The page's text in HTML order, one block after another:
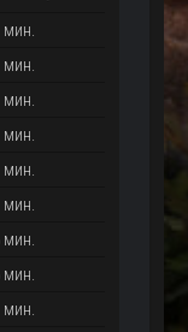
мин.
мин.
мин.
мин.